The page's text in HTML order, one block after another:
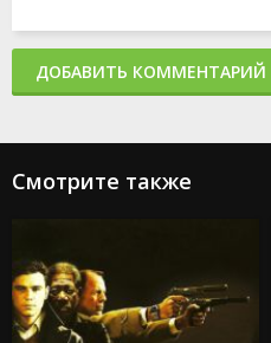
ДОБАВИТЬ КОММЕНТАРИЙ
Смотрите также